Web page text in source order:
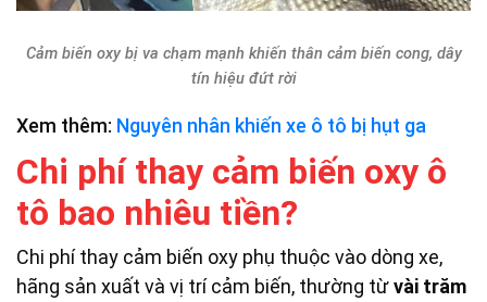
Cảm biến oxy bị va chạm mạnh khiến thân cảm biến cong, dây
tín hiệu đứt rời
Xem thêm: Nguyên nhân khiến xe ô tô bị hụt ga
Chi phí thay cảm biến oxy ô
tô bao nhiêu tiền?
Chi phí thay cảm biến oxy phụ thuộc vào dòng xe,
hãng sản xuất và vị trí cảm biến, thường từvài trăm